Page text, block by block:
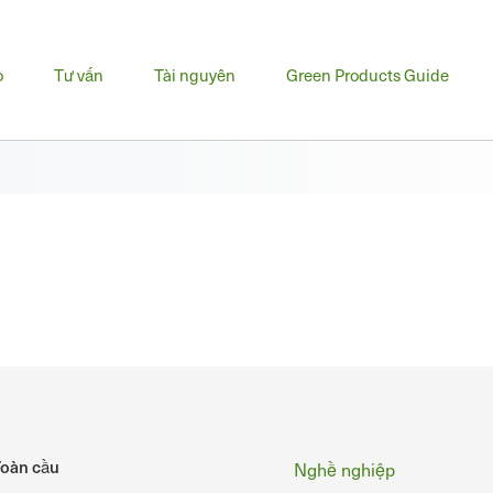
Tư vấn Tài nguyên Green Products Guide
cầu Chân
Nghề nghiệp